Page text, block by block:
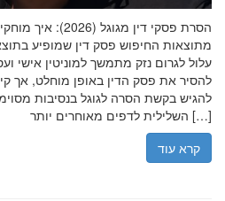
הסרת פסקי דין
מתוצאות החיפוש פסק דין שמופיע
עלול לגרום נזק מתמשך למוניטין אישי
להסיר את פסק הדין באופן מוחלט, אך
להגיש בקשת הסרה לגוגל בנסיבות
השלילית לדפים מאוחרים יותר […]
קרא עוד